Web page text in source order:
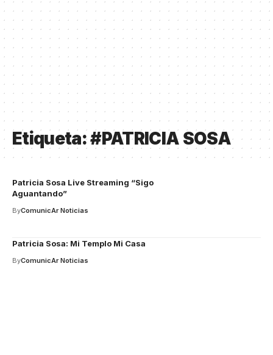
Etiqueta:#PATRICIA SOSA
Patricia Sosa Live Streaming “Sigo
Aguantando”
ByComunicAr Noticias
Patricia Sosa: Mi Templo Mi Casa
ByComunicAr Noticias